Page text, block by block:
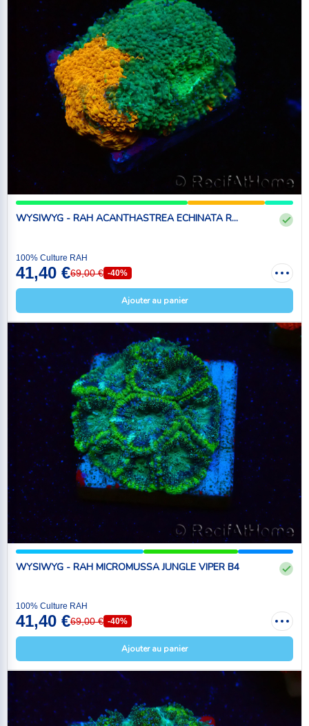
WYSIWYG - RAH ACANTHASTREA ECHINATA R...
100% Culture RAH
41,40 €69,00 € -40%
Ajouter au panier
WYSIWYG - RAH MICROMUSSA JUNGLE VIPER B4
100% Culture RAH
41,40 €69,00 € -40%
Ajouter au panier